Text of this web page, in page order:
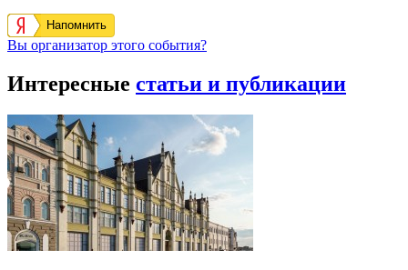
Напомнить
Вы организатор этого события?
Интересные статьи и публикации